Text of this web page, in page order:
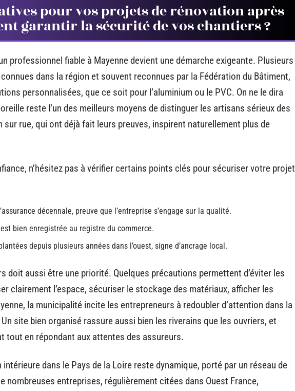
pour vos projets de rénovation après
garantir la sécurité de vos chantiers ?
professionnel fiable à Mayenne devient une démarche exigeante. Plusieurs
dans la région et souvent reconnues par la Fédération du Bâtiment,
personnalisées, que ce soit pour l’aluminium ou le PVC. On ne le dira
reste l’un des meilleurs moyens de distinguer les artisans sérieux des
sur rue, qui ont déjà fait leurs preuves, inspirent naturellement plus de
n’hésitez pas à vérifier certains points clés pour sécuriser votre projet
décennale, preuve que l’entreprise s’engage sur la qualité.
bien enregistrée au registre du commerce.
depuis plusieurs années dans l’ouest, signe d’ancrage local.
doit aussi être une priorité. Quelques précautions permettent d’éviter les
clairement l’espace, sécuriser le stockage des matériaux, afficher les
la municipalité incite les entrepreneurs à redoubler d’attention dans la
site bien organisé rassure aussi bien les riverains que les ouvriers, et
tout en répondant aux attentes des assureurs.
dans le Pays de la Loire reste dynamique, porté par un réseau de
nombreuses entreprises, régulièrement citées dans Ouest France,